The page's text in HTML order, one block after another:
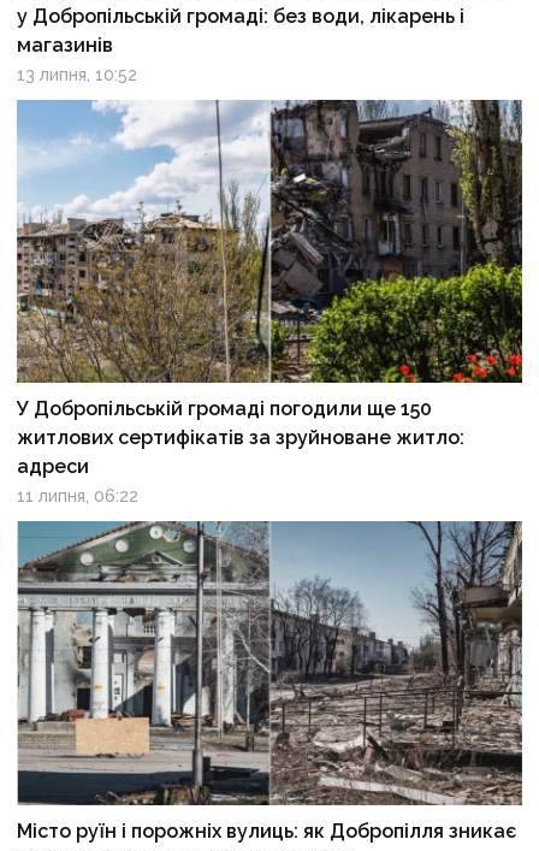
у Добропільській громаді: без води, лікарень і
магазинів
13 липня, 10:52
У Добропільській громаді погодили ще 150
житлових сертифікатів за зруйноване житло:
адреси
11 липня, 06:22
Місто руїн і порожніх вулиць: як Добропілля зникає